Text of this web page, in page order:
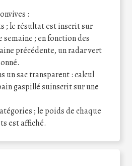
:
; le résultat est inscrit sur
semaine ; en fonction des
précédente, un radar vert
un sac transparent : calcul
gaspillé suinscrit sur une
; le poids de chaque
est affiché.